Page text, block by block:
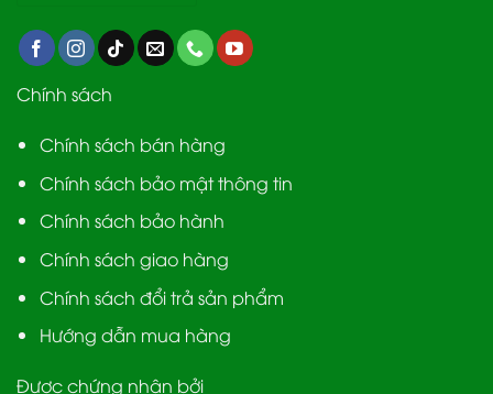
Chính sách
Chính sách bán hàng
Chính sách bảo mật thông tin
Chính sách bảo hành
Chính sách giao hàng
Chính sách đổi trả sản phẩm
Hướng dẫn mua hàng
Được chứng nhận bởi